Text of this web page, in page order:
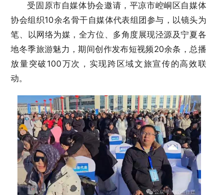
受固原市自媒体协会邀请，平凉市崆峒区自媒体
协会组织10余名骨干自媒体代表组团参与，以镜头为
笔、以网络为媒，全方位、多角度展现泾源及宁夏各
地冬季旅游魅力，期间创作发布短视频20余条，总播
放量突破100万次，实现跨区域文旅宣传的高效联
动。